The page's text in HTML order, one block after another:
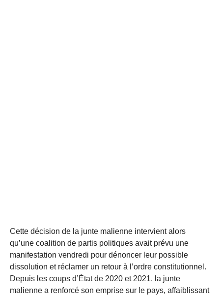
Cette décision de la junte malienne intervient alors
qu’une coalition de partis politiques avait prévu une
manifestation vendredi pour dénoncer leur possible
dissolution et réclamer un retour à l’ordre constitutionnel.
Depuis les coups d’État de 2020 et 2021, la junte
malienne a renforcé son emprise sur le pays, affaiblissant